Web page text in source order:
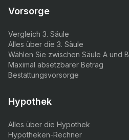
Vorsorge
Vergleich 3. Säule
Alles über die 3. Säule
Wählen Sie zwischen Säule A und B
Maximal absetzbarer Betrag
Bestattungsvorsorge
Hypothek
Alles über die Hypothek
Hypotheken-Rechner